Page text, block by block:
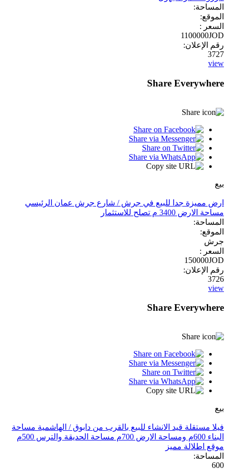
المساحة:
الموقع:
السعر :
1100000JOD
رقم الإعلان:
3727
view
Share Everywhere
بيع
ارض مميزة جدا للبيع في جرش / شارع جرش عمان الرئيسي
مساحة الارض 3400 م تصلح للاستثمار
المساحة:
الموقع:
جرش
السعر :
150000JOD
رقم الإعلان:
3726
view
Share Everywhere
بيع
فيلا مستقلة قيد الانشاء للبيع بالقرب من دابوق / الهاشمية مساحة
البناء 600م ومساحة الارض 700م مساحة الحديقة والترس 500م
موقع اطلالة مميز
المساحة:
600